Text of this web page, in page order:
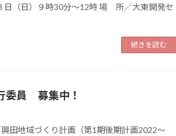
（日）９時30分～12時 場 所／大東開発セ
続きを読む
委員 募集中！
田地域づくり計画（第1期後期計画2022～